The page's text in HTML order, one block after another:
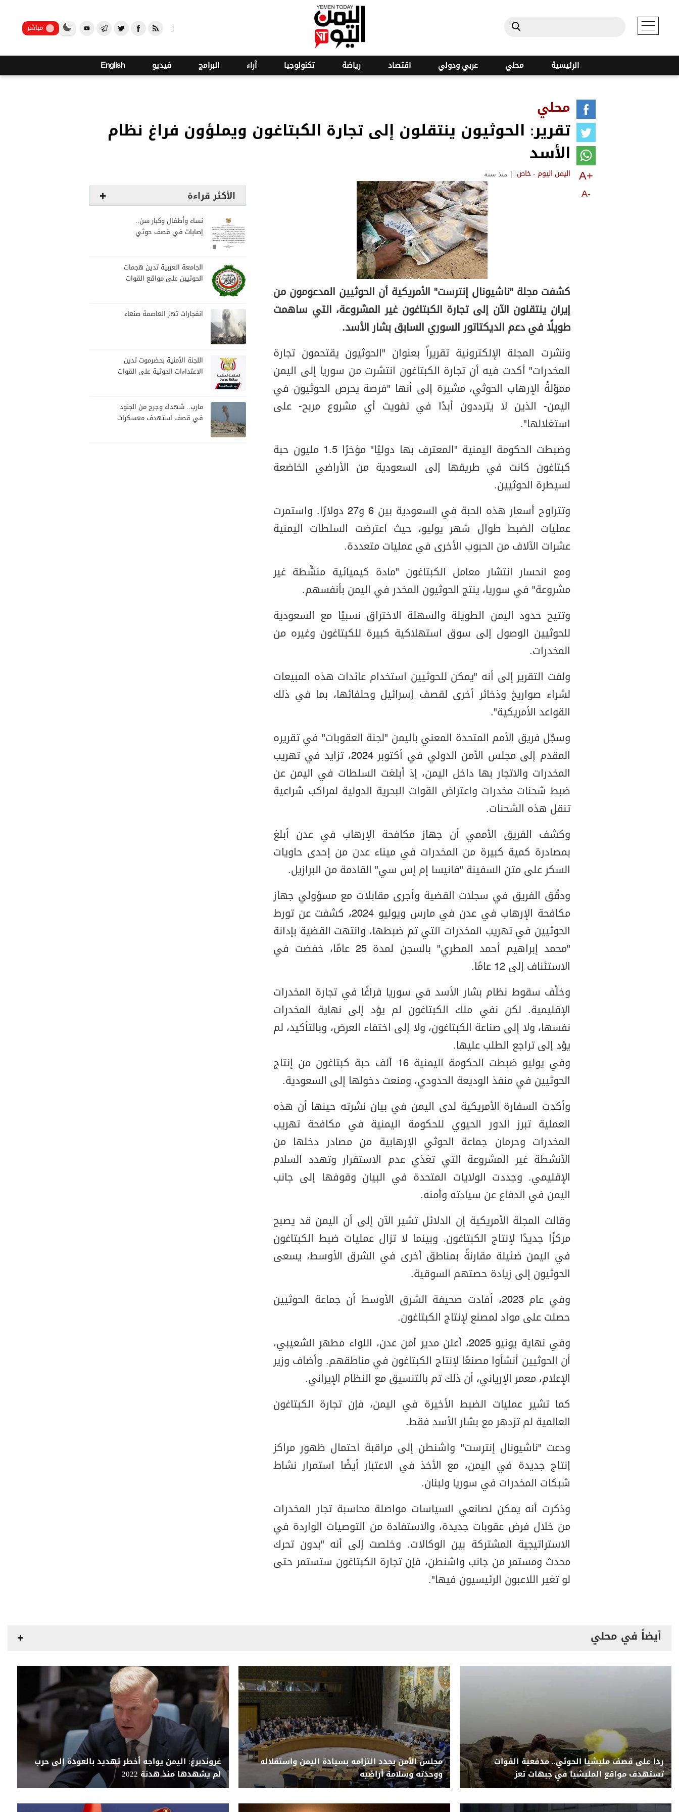
مباشر
الرئيسية محلي عربي ودولي اقتصاد رياضة تكنولوجيا آراء البرامج فيديو English
محلي
تقرير: الحوثيون ينتقلون إلى تجارة الكبتاغون ويملؤون فراغ نظام
الأسد
اليمن اليوم - خاص: | منذ سنة A+
A-
كشفت مجلة "ناشيونال إنترست" الأمريكية أن الحوثيين المدعومون من
إيران ينتقلون الآن إلى تجارة الكبتاغون غير المشروعة، التي ساهمت
طويلًا في دعم الديكتاتور السوري السابق بشار الأسد.
ونشرت المجلة الإلكترونية تقريراً بعنوان "الحوثيون يقتحمون تجارة
المخدرات" أكدت فيه أن تجارة الكبتاغون انتشرت من سوريا إلى اليمن
مموّلةً الإرهاب الحوثي، مشيرة إلى أنها "فرصة يحرص الحوثيون في
اليمن- الذين لا يترددون أبدًا في تفويت أي مشروع مربح- على
استغلالها".
وضبطت الحكومة اليمنية "المعترف بها دوليًا" مؤخرًا 1.5 مليون حبة
كبتاغون كانت في طريقها إلى السعودية من الأراضي الخاضعة
لسيطرة الحوثيين.
وتتراوح أسعار هذه الحبة في السعودية بين 6 و27 دولارًا. واستمرت
عمليات الضبط طوال شهر يوليو، حيث اعترضت السلطات اليمنية
عشرات الآلاف من الحبوب الأخرى في عمليات متعددة.
ومع انحسار انتشار معامل الكبتاغون "مادة كيميائية منشّطة غير
مشروعة" في سوريا، ينتج الحوثيون المخدر في اليمن بأنفسهم.
وتتيح حدود اليمن الطويلة والسهلة الاختراق نسبيًا مع السعودية
للحوثيين الوصول إلى سوق استهلاكية كبيرة للكبتاغون وغيره من
المخدرات.
ولفت التقرير إلى أنه "يمكن للحوثيين استخدام عائدات هذه المبيعات
لشراء صواريخ وذخائر أخرى لقصف إسرائيل وحلفائها، بما في ذلك
القواعد الأمريكية".
وسجّل فريق الأمم المتحدة المعني باليمن "لجنة العقوبات" في تقريره
المقدم إلى مجلس الأمن الدولي في أكتوبر 2024، تزايد في تهريب
المخدرات والاتجار بها داخل اليمن، إذ أبلغت السلطات في اليمن عن
ضبط شحنات مخدرات واعتراض القوات البحرية الدولية لمراكب شراعية
تنقل هذه الشحنات.
وكشف الفريق الأممي أن جهاز مكافحة الإرهاب في عدن أبلغ
بمصادرة كمية كبيرة من المخدرات في ميناء عدن من إحدى حاويات
السكر على متن السفينة "فانيسا إم إس سي" القادمة من البرازيل.
ودقّق الفريق في سجلات القضية وأجرى مقابلات مع مسؤولي جهاز
مكافحة الإرهاب في عدن في مارس ويوليو 2024، كشفت عن تورط
الحوثيين في تهريب المخدرات التي تم ضبطها، وانتهت القضية بإدانة
"محمد إبراهيم أحمد المطري" بالسجن لمدة 25 عامًا، خفضت في
الاستئناف إلى 12 عامًا.
وخلّف سقوط نظام بشار الأسد في سوريا فراغًا في تجارة المخدرات
الإقليمية. لكن نفي ملك الكبتاغون لم يؤد إلى نهاية المخدرات
نفسها، ولا إلى صناعة الكبتاغون، ولا إلى اختفاء العرض، وبالتأكيد، لم
يؤد إلى تراجع الطلب عليها.
وفي يوليو ضبطت الحكومة اليمنية 16 ألف حبة كبتاغون من إنتاج
الحوثيين في منفذ الوديعة الحدودي، ومنعت دخولها إلى السعودية.
وأكدت السفارة الأمريكية لدى اليمن في بيان نشرته حينها أن هذه
العملية تبرز الدور الحيوي للحكومة اليمنية في مكافحة تهريب
المخدرات وحرمان جماعة الحوثي الإرهابية من مصادر دخلها من
الأنشطة غير المشروعة التي تغذي عدم الاستقرار وتهدد السلام
الإقليمي. وجددت الولايات المتحدة في البيان وقوفها إلى جانب
اليمن في الدفاع عن سيادته وأمنه.
وقالت المجلة الأمريكية إن الدلائل تشير الآن إلى أن اليمن قد يصبح
مركزًا جديدًا لإنتاج الكبتاغون. وبينما لا تزال عمليات ضبط الكبتاغون
في اليمن ضئيلة مقارنةً بمناطق أخرى في الشرق الأوسط، يسعى
الحوثيون إلى زيادة حصتهم السوقية.
وفي عام 2023، أفادت صحيفة الشرق الأوسط أن جماعة الحوثيين
حصلت على مواد لمصنع لإنتاج الكبتاغون.
وفي نهاية يونيو 2025، أعلن مدير أمن عدن، اللواء مطهر الشعيبي،
أن الحوثيين أنشأوا مصنعًا لإنتاج الكبتاغون في مناطقهم. وأضاف وزير
الإعلام، معمر الإرياني، أن ذلك تم بالتنسيق مع النظام الإيراني.
كما تشير عمليات الضبط الأخيرة في اليمن، فإن تجارة الكبتاغون
العالمية لم تزدهر مع بشار الأسد فقط.
ودعت "ناشيونال إنترست" واشنطن إلى مراقبة احتمال ظهور مراكز
إنتاج جديدة في اليمن، مع الأخذ في الاعتبار أيضًا استمرار نشاط
شبكات المخدرات في سوريا ولبنان.
وذكرت أنه يمكن لصانعي السياسات مواصلة محاسبة تجار المخدرات
من خلال فرض عقوبات جديدة، والاستفادة من التوصيات الواردة في
الاستراتيجية المشتركة بين الوكالات. وخلصت إلى أنه "بدون تحرك
محدث ومستمر من جانب واشنطن، فإن تجارة الكبتاغون ستستمر حتى
لو تغير اللاعبون الرئيسيون فيها".
الأكثر قراءة
نساء وأطفال وكبار سن..
إصابات في قصف حوثي
الجامعة العربية تدين هجمات
الحوثيين على مواقع القوات
انفجارات تهز العاصمة صنعاء
اللجنة الأمنية بحضرموت تدين
الاعتداءات الحوثية على القوات
مارب.. شهداء وجرح من الجنود
في قصف استهدف معسكرات
أيضاً في محلي
ردا على قصف مليشيا الحوثي.. مدفعية القوات
تستهدف مواقع المليشيا في جبهات تعز
مجلس الأمن يجدد التزامه بسيادة اليمن واستقلاله
ووحدته وسلامة أراضيه
غروندبرغ: اليمن يواجه أخطر تهديد بالعودة إلى حرب
لم يشهدها منذ هدنة 2022